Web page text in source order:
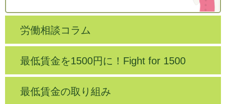
労働相談コラム
最低賃金を1500円に！Fight for 1500
最低賃金の取り組み